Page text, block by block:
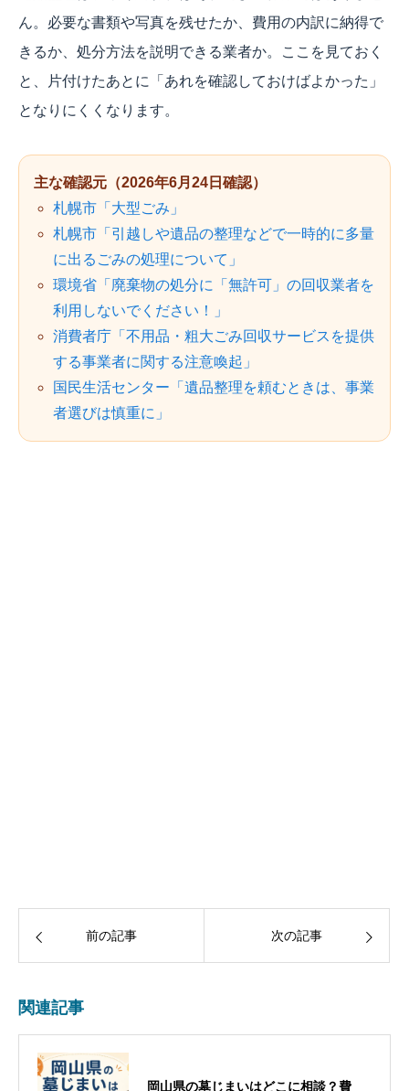
ん。必要な書類や写真を残せたか、費用の内訳に納得で
きるか、処分方法を説明できる業者か。ここを見ておく
と、片付けたあとに「あれを確認しておけばよかった」
となりにくくなります。
主な確認元（2026年6月24日確認）
札幌市「大型ごみ」
札幌市「引越しや遺品の整理などで一時的に多量
に出るごみの処理について」
環境省「廃棄物の処分に「無許可」の回収業者を
利用しないでください！」
消費者庁「不用品・粗大ごみ回収サービスを提供
する事業者に関する注意喚起」
国民生活センター「遺品整理を頼むときは、事業
者選びは慎重に」
前の記事 次の記事
関連記事
岡山県の墓じまいはどこに相談？費